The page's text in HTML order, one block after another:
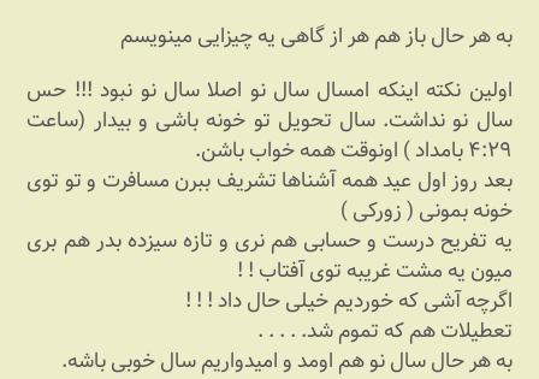
به هر حال باز هم هر از گاهی یه چیزایی مینویسم
اولین نکته اینکه امسال سال نو اصلا سال نو نبود !!! حس
سال نو نداشت. سال تحویل تو خونه باشی و بیدار (ساعت
۴:۲۹ بامداد ) اونوقت همه خواب باشن.
بعد روز اول عید همه آشناها تشریف ببرن مسافرت و تو توی
خونه بمونی ( زورکی )
یه تفریح درست و حسابی هم نری و تازه سیزده بدر هم بری
میون یه مشت غریبه توی آفتاب ! !
اگرچه آشی که خوردیم خیلی حال داد !‌ ! !
تعطیلات هم که تموم شد. . . . .
به هر حال سال نو هم اومد و امیدواریم سال خوبی باشه.